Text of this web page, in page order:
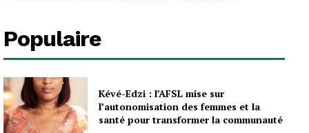
Populaire
Kévé-Edzi : l’AFSL mise sur
l’autonomisation des femmes et la
santé pour transformer la communauté